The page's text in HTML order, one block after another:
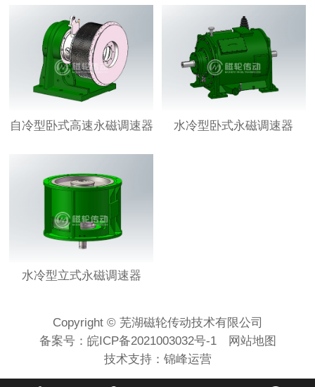
自冷型卧式高速永磁调速器 水冷型卧式永磁调速器
水冷型立式永磁调速器
Copyright © 芜湖磁轮传动技术有限公司
备案号： 皖ICP备2021003032号-1
网站地图
技术支持： 锦峰运营